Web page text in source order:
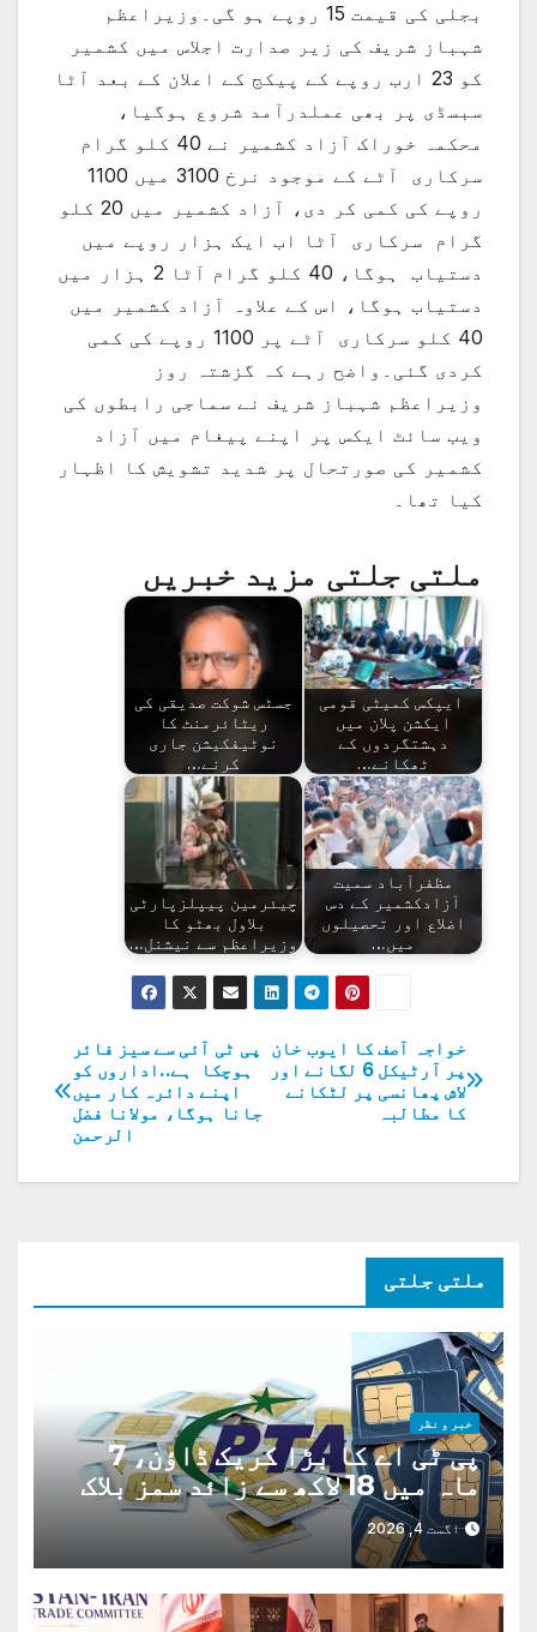
بجلی کی قیمت 15 روپے ہو گی۔وزیراعظم
شہباز شریف کی زیر صدارت اجلاس میں کشمیر
کو 23 ارب روپے کے پیکج کے اعلان کے بعد آٹا
سبسڈی پر بھی عملدرآمد شروع ہوگیا،
محکمہ خوراک آزاد کشمیر نے 40 کلو گرام
سرکاری آٹے کے موجود نرخ 3100 میں 1100
روپے کی کمی کر دی، آزاد کشمیر میں 20 کلو
گرام سرکاری آٹا اب ایک ہزار روپے میں
دستیاب ہوگا، 40 کلو گرام آٹا 2 ہزار میں
دستیاب ہوگا، اس کے علاوہ آزاد کشمیر میں
40 کلو سرکاری آٹے پر 1100 روپے کی کمی
کردی گئی۔واضح رہے کہ گزشتہ روز
وزیراعظم شہباز شریف نے سماجی رابطوں کی
ویب سائٹ ایکس پر اپنے پیغام میں آزاد
کشمیر کی صورتحال پر شدید تشویش کا اظہار
کیا تھا۔
ملتی جلتی مزید خبریں
ایپکس کمیٹی قومی
ایکشن پلان میں
دہشتگردوں کے
ٹھکانے…
جسٹس شوکت صدیقی کی
ریٹائرمنٹ کا
نوٹیفکیشن جاری
کرنے…
مظفرآباد سمیت
آزادکشمیر کے دس
اضلاع اور تحصیلوں
میں…
چیئرمین پیپلزپارٹی
بلاول بھٹو کا
وزیراعظم سے نیشنل…
پوسٹوں
کی
پی ٹی آئی سے سیز فائر
ہوچکا ہے..اداروں کو
اپنے دائرہ کار میں
جانا ہوگا، مولانا فضل
الرحمن
خواجہ آصف کا ایوب خان
پر آرٹیکل 6 لگانے اور
لاش پھانسی پر لٹکانے
کا مطالبہ
ملتی جلتی
خبر و نظر
پی ٹی اے کا بڑا کریک ڈاؤن، 7
ماہ میں 18 لاکھ سے زائد سمز بلاک
اگست 4, 2026